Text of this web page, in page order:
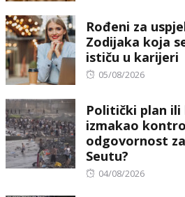
Rođeni za
Zodijaka koja
ističu u karijeri
Posted
05/08/2026
Politički plan ili
izmakao
odgovornost
Seutu?
Posted
04/08/2026